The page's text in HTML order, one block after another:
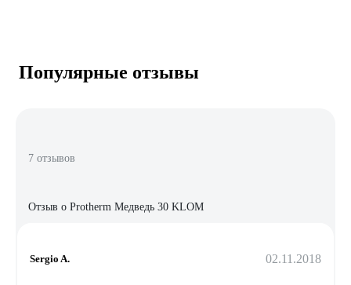
Популярные отзывы
7 отзывов
Отзыв о Protherm Медведь 30 KLOM
Sergio A. 02.11.2018